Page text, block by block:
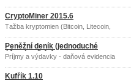
CryptoMiner 2015.6
Ťažba kryptomien (Bitcoin, Litecoin,
Peněžní deník (jednoduché
účetnictví) 1.4
Príjmy a výdavky - daňová evidencia
Kufřík 1.10